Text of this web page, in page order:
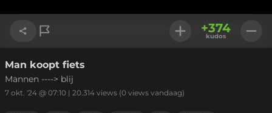
Link kopiëren
+374
kudos
Man koopt fiets
Mannen ----> blij
7 okt. '24 @ 07:10 | 20.314 views (0 views vandaag)